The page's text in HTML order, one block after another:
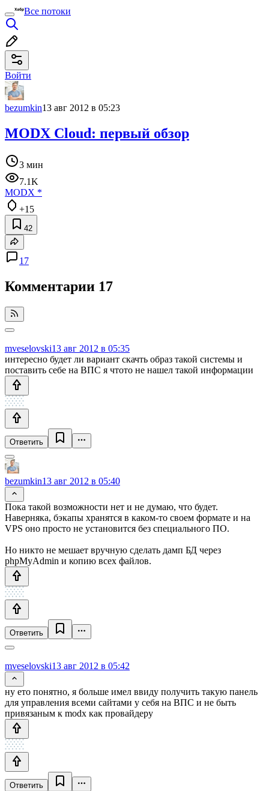
Все потоки
Войти
bezumkin13 авг 2012 в 05:23
MODX Cloud: первый обзор
3 мин
7.1K
MODX *
+15
42
17
Комментарии 17
mveselovski13 авг 2012 в 05:35
интересно будет ли вариант скачть образ такой системы и
поставить себе на ВПС я чтото не нашел такой информации
Ответить
bezumkin13 авг 2012 в 05:40
Пока такой возможности нет и не думаю, что будет.
Наверняка, бэкапы хранятся в каком-то своем формате и на
VPS оно просто не установится без специального ПО.
Но никто не мешает вручную сделать дамп БД через
phpMyAdmin и копию всех файлов.
Ответить
mveselovski13 авг 2012 в 05:42
ну ето понятно, я больше имел ввиду получить такую панель
для управления всеми сайтами у себя на ВПС и не быть
привязаным к modx как провайдеру
Ответить